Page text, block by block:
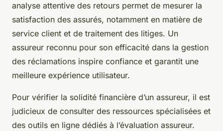
analyse attentive des retours permet de mesurer la
satisfaction des assurés, notamment en matière de
service client et de traitement des litiges. Un
assureur reconnu pour son efficacité dans la gestion
des réclamations inspire confiance et garantit une
meilleure expérience utilisateur.
Pour vérifier la solidité financière d’un assureur, il est
judicieux de consulter des ressources spécialisées et
des outils en ligne dédiés à l’évaluation assureur.